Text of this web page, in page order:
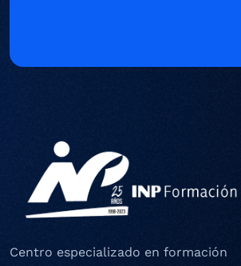
Centro especializado en formación